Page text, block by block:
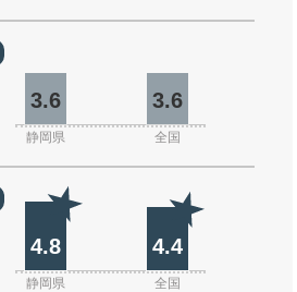
3.6 3.6
静岡県 全国
4.8 4.4
静岡県 全国